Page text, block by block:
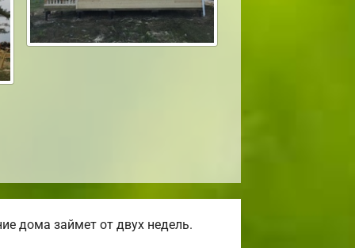
дома займет от двух недель.